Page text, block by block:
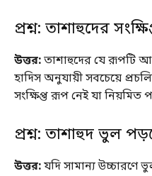
প্রশ্ন: তাশাহুদের
উত্তর:তাশাহুদের যে রূপটি
হাদিস অনুযায়ী সবচেয়ে
সংক্ষিপ্ত রূপ নেই যা নিয়মিত
প্রশ্ন: তাশাহুদ ভুল
উত্তর:যদি সামান্য